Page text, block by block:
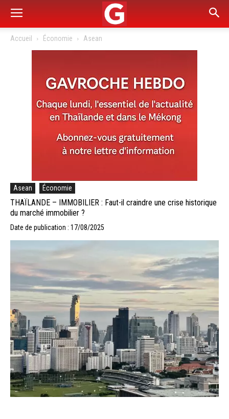
Accueil Économie Asean
Asean Économie
THAÏLANDE – IMMOBILIER : Faut-il craindre une crise historique
du marché immobilier ?
Date de publication : 17/08/2025